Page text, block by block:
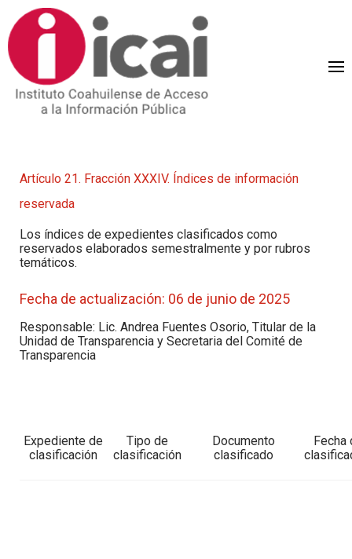
Artículo 21. Fracción XXXIV. Índices de información
reservada
Los índices de expedientes clasificados como
reservados elaborados semestralmente y por rubros
temáticos.
Fecha de actualización: 06 de junio de 2025
Responsable: Lic. Andrea Fuentes Osorio, Titular de la
Unidad de Transparencia y Secretaria del Comité de
Transparencia
Expediente de
clasificación
Tipo de
clasificación
Documento
clasificado
Fecha